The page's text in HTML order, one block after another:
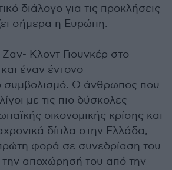
διάλογο για τις προκλήσεις
σήμερα η Ευρώπη.
Κλοντ Γιουνκέρ στο
και έναν έντονο
συμβολισμό. Ο άνθρωπος που
με τις πιο δύσκολες
οικονομικής κρίσης και
δίπλα στην Ελλάδα,
φορά σε συνεδρίαση του
αποχώρησή του από την